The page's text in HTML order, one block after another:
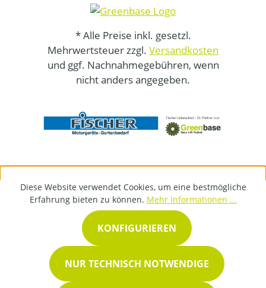
* Alle Preise inkl. gesetzl.
Mehrwertsteuer zzgl. Versandkosten
und ggf. Nachnahmegebühren, wenn
nicht anders angegeben.
Diese Website verwendet Cookies, um eine bestmögliche
Erfahrung bieten zu können. Mehr Informationen ...
NUR TECHNISCH NOTWENDIGE
KONFIGURIEREN